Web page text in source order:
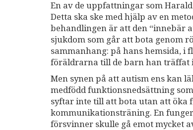
En av de uppfattningar som
Detta ska ske med hjälp av en
behandlingen är att den “innebär
sjukdom som går att bota genom
sammanhang: på hans hemsida, i
föräldrarna till de barn han träffat
Men synen på att autism ens kan
medfödd funktionsnedsättning
syftar inte till att bota utan att öka
kommunikationsträning. En
försvinner skulle gå emot mycket